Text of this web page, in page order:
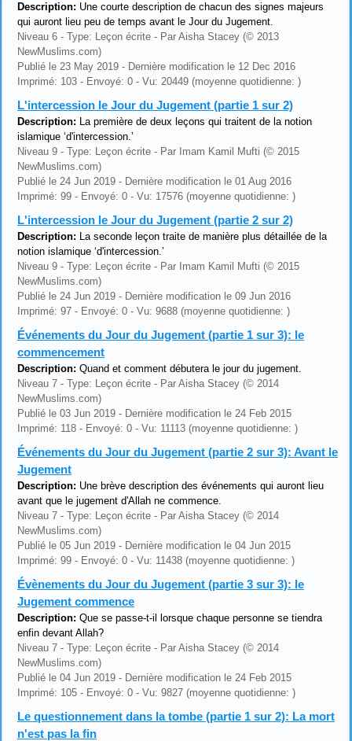
Description: Une courte description de chacun des signes majeurs
qui auront lieu peu de temps avant le Jour du Jugement.
Niveau 6 - Type: Leçon écrite - Par Aisha Stacey (© 2013
NewMuslims.com)
Publié le 23 May 2019 - Dernière modification le 12 Dec 2016
Imprimé: 103 - Envoyé: 0 - Vu: 20449 (moyenne quotidienne: )
L'intercession le Jour du Jugement (partie 1 sur 2)
Description: La première de deux leçons qui traitent de la notion
islamique ‘d'intercession.’
Niveau 9 - Type: Leçon écrite - Par Imam Kamil Mufti (© 2015
NewMuslims.com)
Publié le 24 Jun 2019 - Dernière modification le 01 Aug 2016
Imprimé: 99 - Envoyé: 0 - Vu: 17576 (moyenne quotidienne: )
L'intercession le Jour du Jugement (partie 2 sur 2)
Description: La seconde leçon traite de manière plus détaillée de la
notion islamique ‘d'intercession.’
Niveau 9 - Type: Leçon écrite - Par Imam Kamil Mufti (© 2015
NewMuslims.com)
Publié le 24 Jun 2019 - Dernière modification le 09 Jun 2016
Imprimé: 97 - Envoyé: 0 - Vu: 9688 (moyenne quotidienne: )
Événements du Jour du Jugement (partie 1 sur 3): le
commencement
Description: Quand et comment débutera le jour du jugement.
Niveau 7 - Type: Leçon écrite - Par Aisha Stacey (© 2014
NewMuslims.com)
Publié le 03 Jun 2019 - Dernière modification le 24 Feb 2015
Imprimé: 118 - Envoyé: 0 - Vu: 11113 (moyenne quotidienne: )
Événements du Jour du Jugement (partie 2 sur 3): Avant le
Jugement
Description: Une brève description des événements qui auront lieu
avant que le jugement d'Allah ne commence.
Niveau 7 - Type: Leçon écrite - Par Aisha Stacey (© 2014
NewMuslims.com)
Publié le 05 Jun 2019 - Dernière modification le 04 Jun 2015
Imprimé: 99 - Envoyé: 0 - Vu: 11438 (moyenne quotidienne: )
Évènements du Jour du Jugement (partie 3 sur 3): le
Jugement commence
Description: Que se passe-t-il lorsque chaque personne se tiendra
enfin devant Allah?
Niveau 7 - Type: Leçon écrite - Par Aisha Stacey (© 2014
NewMuslims.com)
Publié le 04 Jun 2019 - Dernière modification le 24 Feb 2015
Imprimé: 105 - Envoyé: 0 - Vu: 9827 (moyenne quotidienne: )
Le questionnement dans la tombe (partie 1 sur 2): La mort
n'est pas la fin